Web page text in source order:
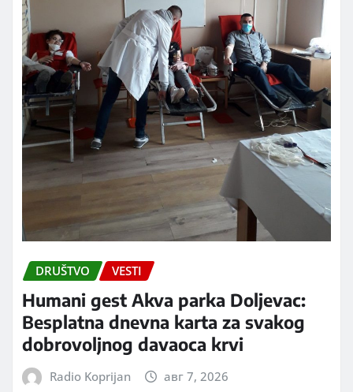
DRUŠTVO VESTI
Humani gest Akva parka Doljevac:
Besplatna dnevna karta za svakog
dobrovoljnog davaoca krvi
Radio Koprijan авг 7, 2026